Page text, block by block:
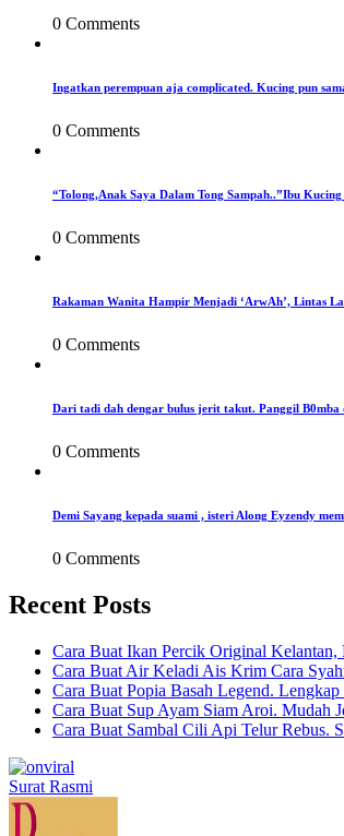
0 Comments
Ingatkan perempuan aja complicated. Kucing pun
0 Comments
“Tolong,Anak Saya Dalam Tong Sampah..”Ibu
0 Comments
Rakaman Wanita Hampir Menjadi ‘ArwAh’, Lintas
0 Comments
Dari tadi dah dengar bulus jerit takut. Panggil B0mba
0 Comments
Demi Sayang kepada suami , isteri Along Eyzendy
0 Comments
Recent Posts
Cara Buat Ikan Percik Original Kelantan,
Cara Buat Air Keladi Ais Krim Cara
Cara Buat Popia Basah Legend.
Cara Buat Sup Ayam Siam Aroi. Mudah
Cara Buat Sambal Cili Api Telur Rebus.
Surat Rasmi